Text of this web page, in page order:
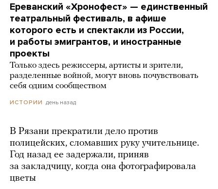
Ереванский «Хронофест» — единственный
театральный фестиваль, в афише
которого есть и спектакли из России,
и работы эмигрантов, и иностранные
проекты
Только здесь режиссеры, артисты и зрители,
разделенные войной, могут вновь почувствовать
себя одним сообществом
ИСТОРИИ день назад
В Рязани прекратили дело против
полицейских, сломавших руку учительнице.
Год назад ее задержали, приняв
за закладчицу, когда она фотографировала
цветы